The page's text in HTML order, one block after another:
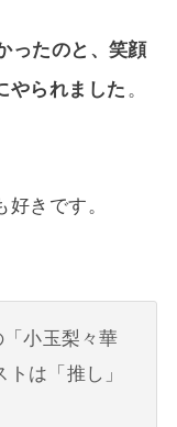
ったのと、笑顔
やられました 。
きです。
小玉梨々華
は「推し」